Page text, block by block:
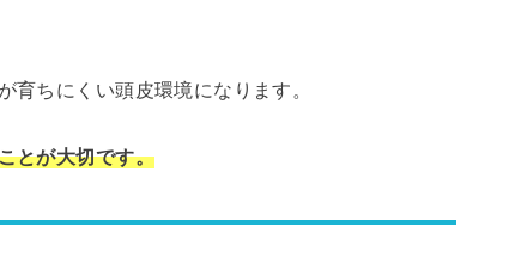
育ちにくい頭皮環境になります。
とが大切です。